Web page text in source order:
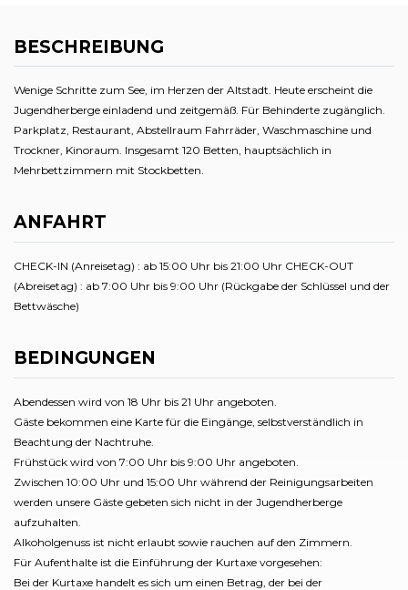
BESCHREIBUNG
Wenige Schritte zum See, im Herzen der Altstadt. Heute erscheint die
Jugendherberge einladend und zeitgemäß. Für Behinderte zugänglich.
Parkplatz, Restaurant, Abstellraum Fahrräder, Waschmaschine und
Trockner, Kinoraum. Insgesamt 120 Betten, hauptsächlich in
Mehrbettzimmern mit Stockbetten.
ANFAHRT
CHECK-IN (Anreisetag) : ab 15:00 Uhr bis 21:00 Uhr CHECK-OUT
(Abreisetag) : ab 7:00 Uhr bis 9:00 Uhr (Rückgabe der Schlüssel und der
Bettwäsche)
BEDINGUNGEN
Abendessen wird von 18 Uhr bis 21 Uhr angeboten.
Gäste bekommen eine Karte für die Eingänge, selbstverständlich in
Beachtung der Nachtruhe.
Frühstück wird von 7:00 Uhr bis 9:00 Uhr angeboten.
Zwischen 10:00 Uhr und 15:00 Uhr während der Reinigungsarbeiten
werden unsere Gäste gebeten sich nicht in der Jugendherberge
aufzuhalten.
Alkoholgenuss ist nicht erlaubt sowie rauchen auf den Zimmern.
Für Aufenthalte ist die Einführung der Kurtaxe vorgesehen:
Bei der Kurtaxe handelt es sich um einen Betrag, der bei der